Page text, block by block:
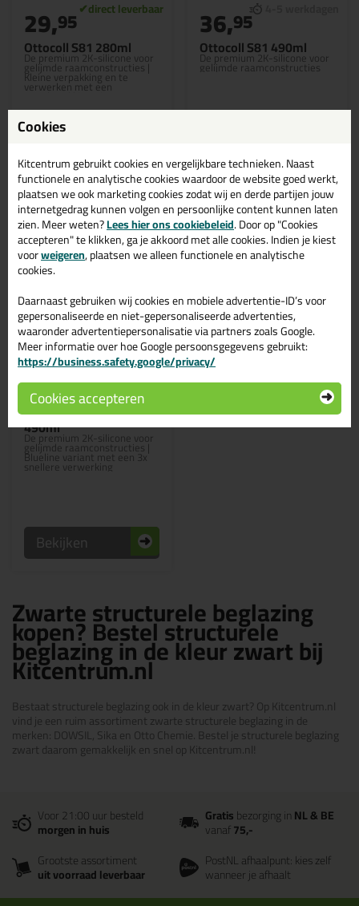
Ottocoll S81 280ml
De premium 2K-silicone voor
gelijmde raamconstructies |
Kleine verpakking en te
verwerken met een
standaard kitspuit
29,95
Bekijken
Ottocoll S81 490ml
De premium 2K-silicone voor
gelijmde raamconstructies
36,95
Bekijken
Ottocoll S81 Blueline
490ml
De premium 2K-silicone voor
gelijmde raamconstructies |
Blueline variant met een 3x
snellere verwerking
42,99
Bekijken
Zwarte structurele beglazing
kopen? Bestel structurele
beglazing in de kleur zwart bij
Kitcentrum.nl
Bestaat structurele beglazing ook in de kleur zwart? Op Kitcentrum.nl
vind je een ruim assortiment zwarte structurele beglazing in de
merken: DOWSIL, Sika en Otto Chemie. Bestel je structurele beglazing
zwart daarom gemakkelijk en snel op Kitcentrum.nl!
Voor 21:00 uur besteld
morgen in huis
Gratisbezorging inNL & BE
vanaf75,-
Grootste assortiment
uit voorraad leverbaar
PostNL afhaalpunt: kies zelf
wanneer je afhaalt
Cookies
Kitcentrum gebruikt cookies en vergelijkbare technieken. Naast
functionele en analytische cookies waardoor de website goed werkt,
plaatsen we ook marketing cookies zodat wij en derde partijen jouw
internetgedrag kunnen volgen en persoonlijke content kunnen laten
zien. Meer weten?Lees hier ons cookiebeleid. Door op "Cookies
accepteren" te klikken, ga je akkoord met alle cookies. Indien je kiest
voorweigeren, plaatsen we alleen functionele en analytische
cookies.
Daarnaast gebruiken wij cookies en mobiele advertentie-ID’s voor
gepersonaliseerde en niet-gepersonaliseerde advertenties,
waaronder advertentiepersonalisatie via partners zoals Google.
Meer informatie over hoe Google persoonsgegevens gebruikt:
https://business.safety.google/privacy/
Cookies accepteren